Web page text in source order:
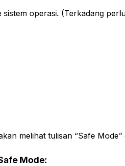
sistem operasi. (Terkadang
melihat tulisan “Safe Mode”
Mode: